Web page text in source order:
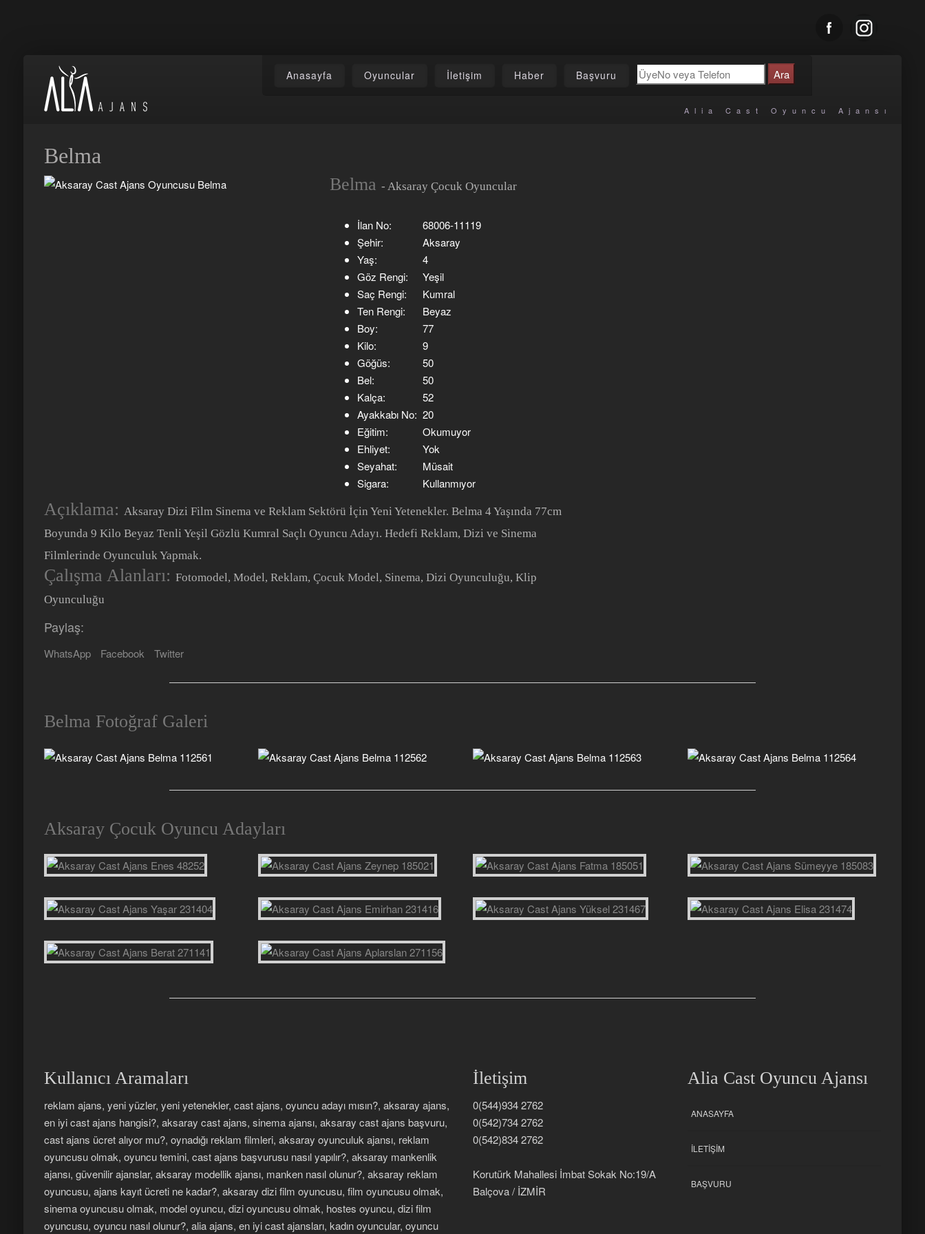
Alia Cast Oyuncu Ajansı
Anasayfa Oyuncular İletişim Haber Başvuru
Belma
Belma- Aksaray Çocuk Oyuncular
İlan No:
68006-11119
Şehir:
Aksaray
Yaş:
4
Göz Rengi:
Yeşil
Saç Rengi:
Kumral
Ten Rengi:
Beyaz
Boy:
77
Kilo:
9
Göğüs:
50
Bel:
50
Kalça:
52
Ayakkabı No: 20
Eğitim:
Okumuyor
Ehliyet:
Yok
Seyahat:
Müsait
Sigara:
Kullanmıyor
Açıklama: Aksaray Dizi Film Sinema ve Reklam Sektörü İçin Yeni Yetenekler. Belma 4 Yaşında 77cm
Boyunda 9 Kilo Beyaz Tenli Yeşil Gözlü Kumral Saçlı Oyuncu Adayı. Hedefi Reklam, Dizi ve Sinema
Filmlerinde Oyunculuk Yapmak.
Çalışma Alanları: Fotomodel, Model, Reklam, Çocuk Model, Sinema, Dizi Oyunculuğu, Klip
Oyunculuğu
Paylaş:
WhatsApp Facebook Twitter
Belma Fotoğraf Galeri
Aksaray Çocuk Oyuncu Adayları
Kullanıcı Aramaları
reklam ajans, yeni yüzler, yeni yetenekler, cast ajans, oyuncu adayı mısın?, aksaray ajans,
en iyi cast ajans hangisi?, aksaray cast ajans, sinema ajansı, aksaray cast ajans başvuru,
cast ajans ücret alıyor mu?, oynadığı reklam filmleri, aksaray oyunculuk ajansı, reklam
oyuncusu olmak, oyuncu temini, cast ajans başvurusu nasıl yapılır?, aksaray mankenlik
ajansı, güvenilir ajanslar, aksaray modellik ajansı, manken nasıl olunur?, aksaray reklam
oyuncusu, ajans kayıt ücreti ne kadar?, aksaray dizi film oyuncusu, film oyuncusu olmak,
sinema oyuncusu olmak, model oyuncu, dizi oyuncusu olmak, hostes oyuncu, dizi film
oyuncusu, oyuncu nasıl olunur?, alia ajans, en iyi cast ajansları, kadın oyuncular, oyuncu
İletişim
0(544)934 2762
0(542)734 2762
0(542)834 2762
Korutürk Mahallesi İmbat Sokak No:19/A
Balçova / İZMİR
Alia Cast Oyuncu Ajansı
ANASAYFA
İLETIŞIM
BAŞVURU